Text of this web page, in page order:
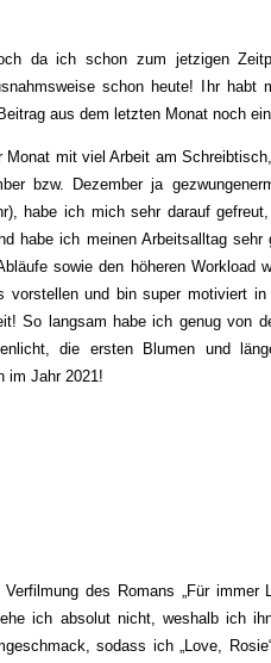
da ich schon zum jetzigen
schon heute! Ihr habt
aus dem letzten Monat noch
mit viel Arbeit am
bzw. Dezember ja
habe ich mich sehr darauf
habe ich meinen Arbeitsalltag sehr
sowie den höheren Workload
und bin super motiviert
So langsam habe ich genug von
die ersten Blumen und
im Jahr 2021!
des Romans „Für immer
ich absolut nicht, weshalb ich
sodass ich „Love,